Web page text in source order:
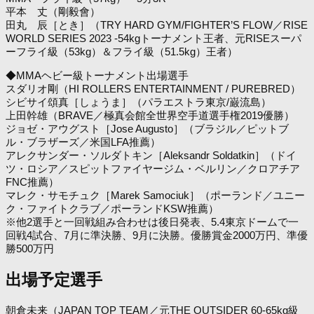
平本 丈（剛毅會）
田丸 辰［とき］（TRY HARD GYM/FIGHTER’S FLOW／RISE
WORLD SERIES 2023 -54kgトーナメント王者、元RISEスーパ
ーフライ級（53kg）＆フライ級（51.5kg）王者）
◆MMAヘビー級トーナメント出場選手
スダリオ剛（HI ROLLERS ENTERTAINMENT / PUREBRED）
シビサイ頌真［しょうま］（パラエストラ東京/巌流島）
上田幹雄（BRAVE／極真会館全世界空手道選手権2019優勝）
ジョゼ・アウグスト［Jose Augusto］（ブラジル／ピットブ
ル・ブラザーズ／米国LFA推薦）
アレクサンダー・ソルダトキン［Aleksandr Soldatkin］（ドイ
ツ・ロシア／スピットファイヤージム・ベルリン／クロアチア
FNC推薦）
マレク・サモチュク［Marek Samociuk］（ポーランド／ユニー
ク・ファイトクラブ／ポーランドKSW推薦）
※他2選手と一回戦組み合わせは後日発表、5.4東京ドームで一
回戦4試合、7月に準決勝、9月に決勝。優勝賞金2000万円、準優
勝500万円
出場予定選手
朝倉未来（JAPAN TOP TEAM／元THE OUTSIDER 60-65kg級